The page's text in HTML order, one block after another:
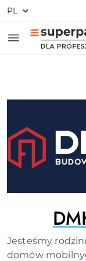
Przejdź do
Przejdź do
Przejdź do
Przejdź do
Przejdź do
PL
Jesteśmy
domów